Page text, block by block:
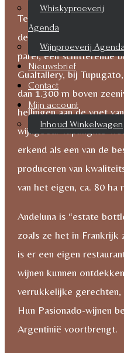
Whiskyproeverij
Agenda
Wijnproeverij
Nieuwsbrief
Contact
Mijn account
Inhoud Winkelwagen
Malbec
2014
aantal
Te midden van grote en
de wijnstreek van
parel, een schitterende
Gualtallery, bij
dan 1.300 m boven
hellingen aan de voet
wijngoed. Tupungato
erkend als een van de
produceren van
van het eigen, ca. 80 ha
Andeluna is “estate
zoals ze het in Frankrijk
is er een eigen
wijnen kunnen
verrukkelijke
Hun Pasionado-wijnen
Argentinië voortbrengt.